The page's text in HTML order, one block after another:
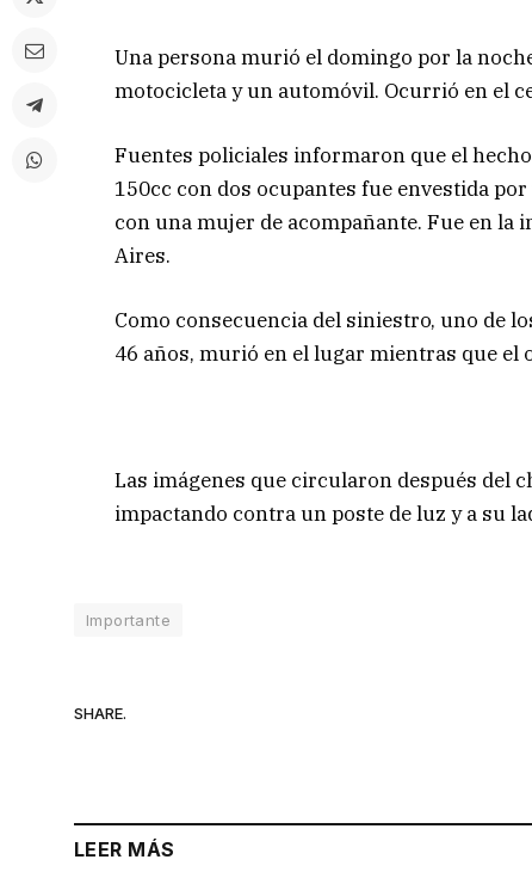
Una persona murió el domingo por la
motocicleta y un automóvil. Ocurrió en el
Fuentes policiales informaron que el
150cc con dos ocupantes fue envestida
con una mujer de acompañante. Fue en la
Aires.
Como consecuencia del siniestro, uno de
46 años, murió en el lugar mientras que el
Las imágenes que circularon después del
impactando contra un poste de luz y a su
Importante
SHARE.
LEER MÁS